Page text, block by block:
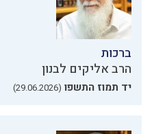
ברכות
הרב אליקים לבנון
יד תמוז התשפו (29.06.2026)